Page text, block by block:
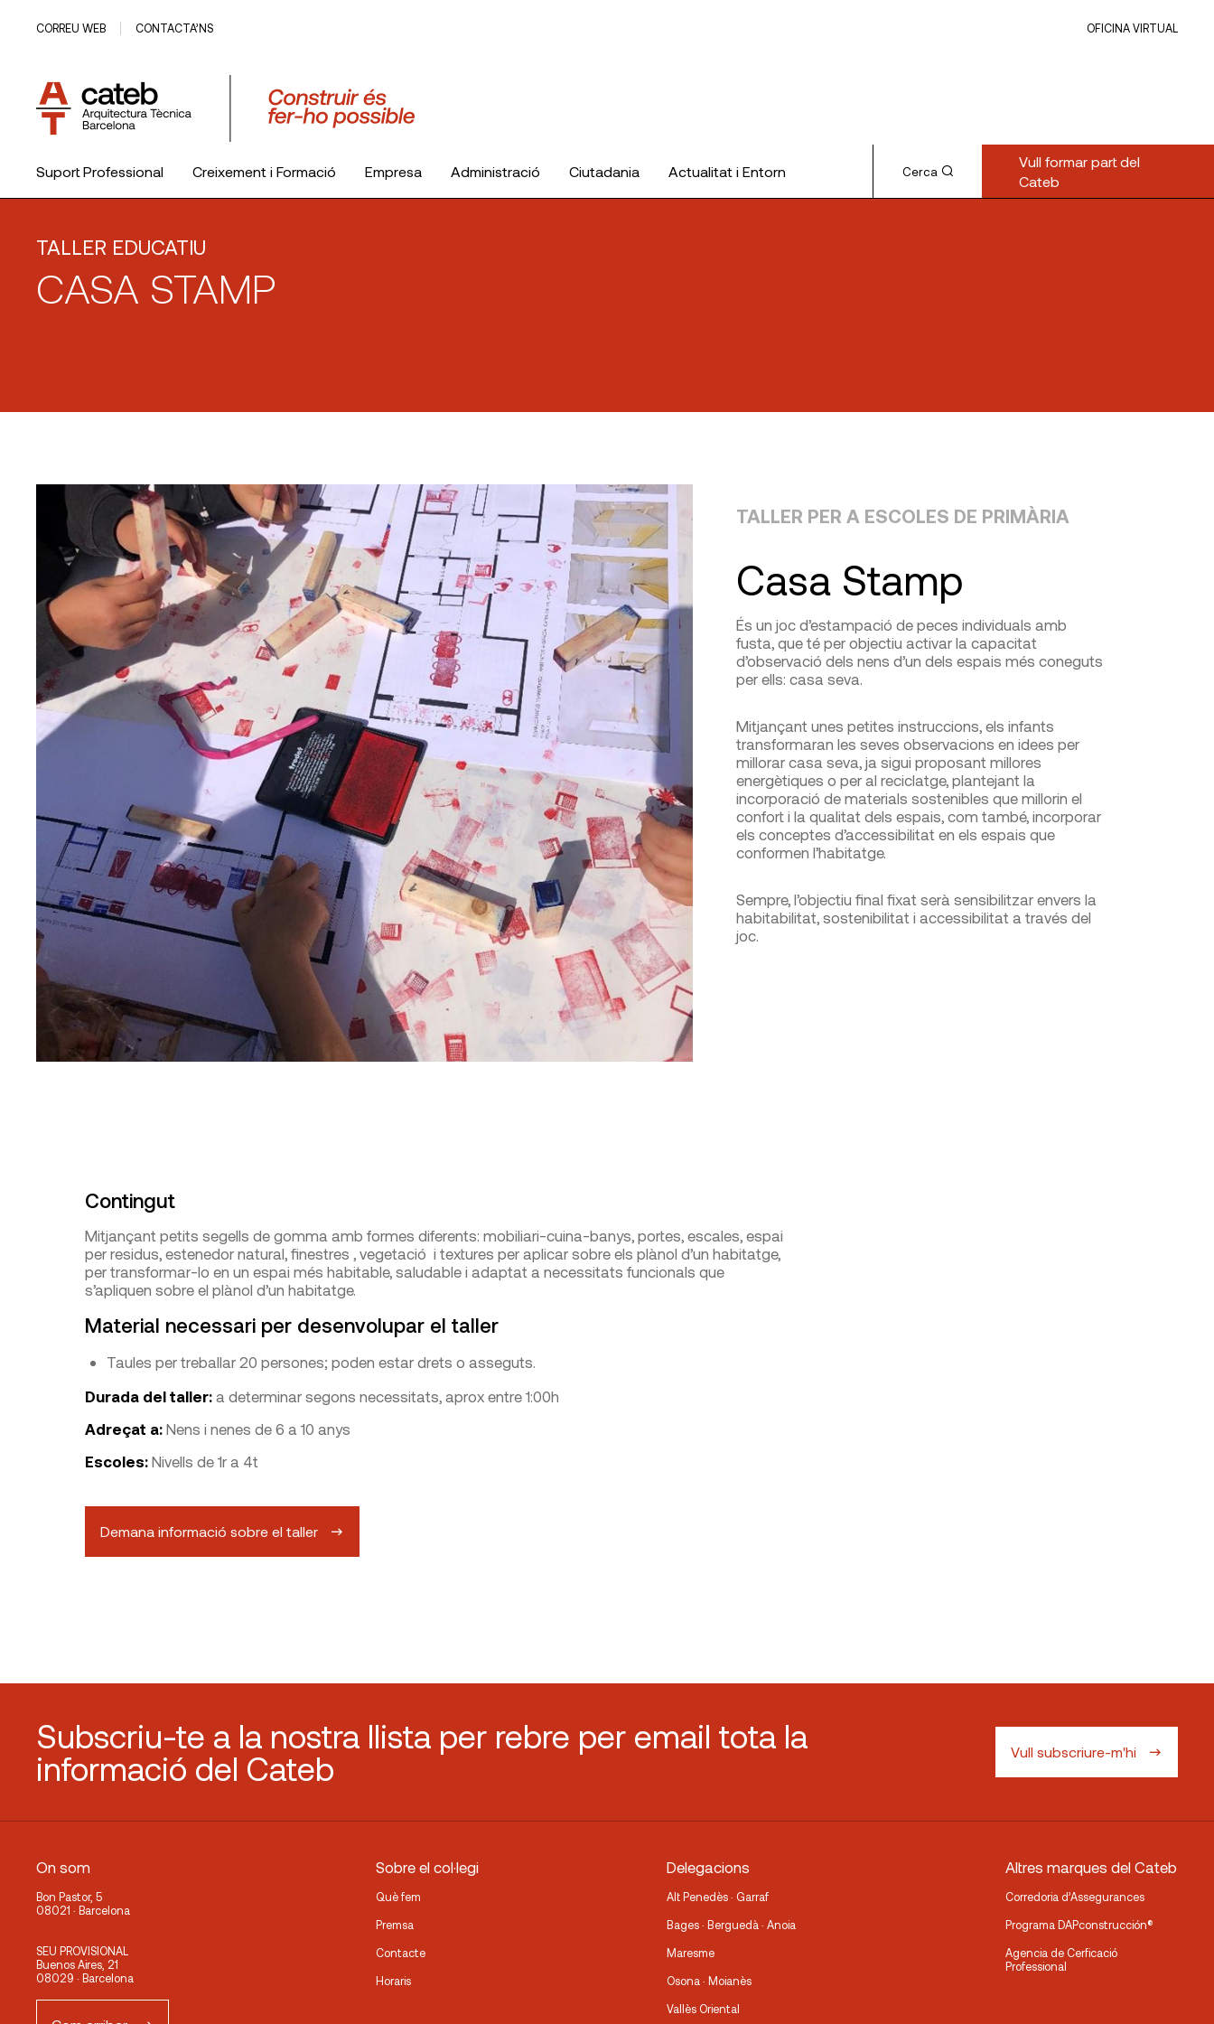
CORREU WEB CONTACTA’NS OFICINA VIRTUAL
Suport Professional Creixement i Formació Empresa Administració Ciutadania Actualitat i Entorn Cerca
Vull formar part del
Cateb
TALLER EDUCATIU
CASA STAMP
TALLER PER A ESCOLES DE PRIMÀRIA
Casa Stamp
És un joc d’estampació de peces individuals amb
fusta, que té per objectiu activar la capacitat
d’observació dels nens d’un dels espais més coneguts
per ells: casa seva.
Mitjançant unes petites instruccions, els infants
transformaran les seves observacions en idees per
millorar casa seva, ja sigui proposant millores
energètiques o per al reciclatge, plantejant la
incorporació de materials sostenibles que millorin el
confort i la qualitat dels espais, com també, incorporar
els conceptes d’accessibilitat en els espais que
conformen l’habitatge.
Sempre, l’objectiu final fixat serà sensibilitzar envers la
habitabilitat, sostenibilitat i accessibilitat a través del
joc.
Contingut
Mitjançant petits segells de gomma amb formes diferents: mobiliari-cuina-banys, portes, escales, espai
per residus, estenedor natural, finestres , vegetació i textures per aplicar sobre els plànol d’un habitatge,
per transformar-lo en un espai més habitable, saludable i adaptat a necessitats funcionals que
s’apliquen sobre el plànol d’un habitatge.
Material necessari per desenvolupar el taller
Taules per treballar 20 persones; poden estar drets o asseguts.
Durada del taller:a determinar segons necessitats, aprox entre 1:00h
Adreçat a: Nens i nenes de 6 a 10 anys
Escoles: Nivells de 1r a 4t
Demana informació sobre el taller
Subscriu-te a la nostra llista per rebre per email tota la
informació del Cateb
Vull subscriure-m'hi
On som
Bon Pastor, 5
08021 · Barcelona
SEU PROVISIONAL
Buenos Aires, 21
08029 · Barcelona
Sobre el col·legi
Què fem
Premsa
Contacte
Horaris
Delegacions
Alt Penedès · Garraf
Bages · Berguedà · Anoia
Maresme
Osona · Moianès
Vallès Oriental
Altres marques del Cateb
Corredoria d’Assegurances
Programa DAPconstrucción®
Agencia de Cerficació
Professional